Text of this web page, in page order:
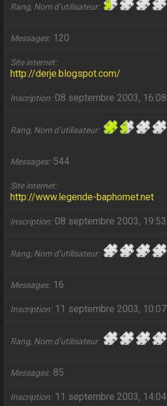
Rang, Nom d’utilisateur
Messages 120
Site internet
http://derje.blogspot.com/
Inscription 08 septembre 2003, 16:08
Rang, Nom d’utilisateur
Messages 544
Site internet
http://www.legende-baphomet.net
Inscription 08 septembre 2003, 19:53
Rang, Nom d’utilisateur
Messages 16
Inscription 11 septembre 2003, 10:07
Rang, Nom d’utilisateur
Messages 85
Inscription 11 septembre 2003, 14:04